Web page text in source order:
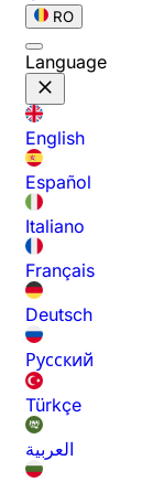
RO
Language
English
Español
Italiano
Français
Deutsch
Русский
Türkçe
العربية